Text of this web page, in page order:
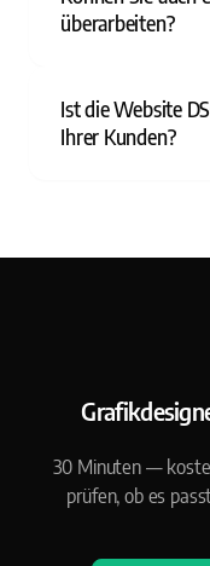
überarbeiten?
Ist die Website
Ihrer Kunden?
30 Minuten —
prüfen, ob es